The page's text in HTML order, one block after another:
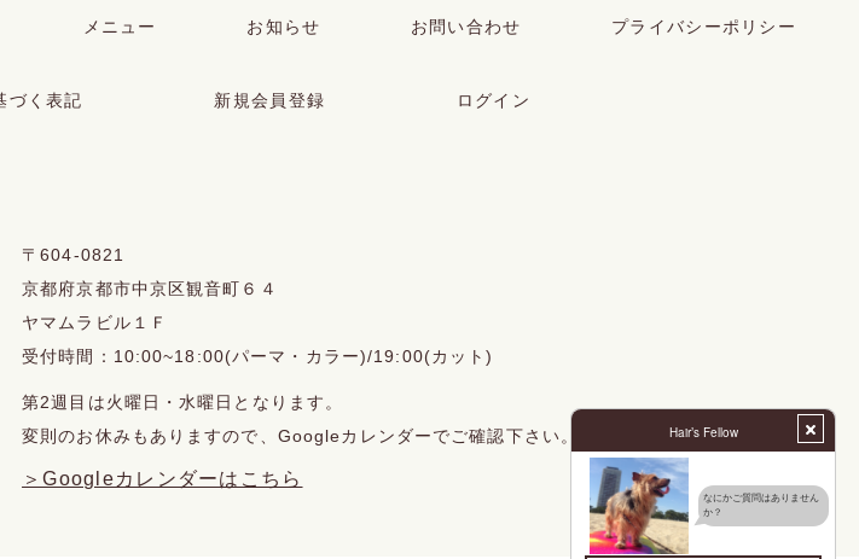
メニュー お知らせ お問い合わせ プライバシーポリシー
づく表記 新規会員登録 ログイン
〒604-0821
京都府京都市中京区観音町６４
ヤマムラビル１Ｆ
受付時間：10:00~18:00(パーマ・カラー)/19:00(カット)
第2週目は火曜日・水曜日となります。
変則のお休みもありますので、Googleカレンダーでご確認下さい。
＞Googleカレンダーはこちら